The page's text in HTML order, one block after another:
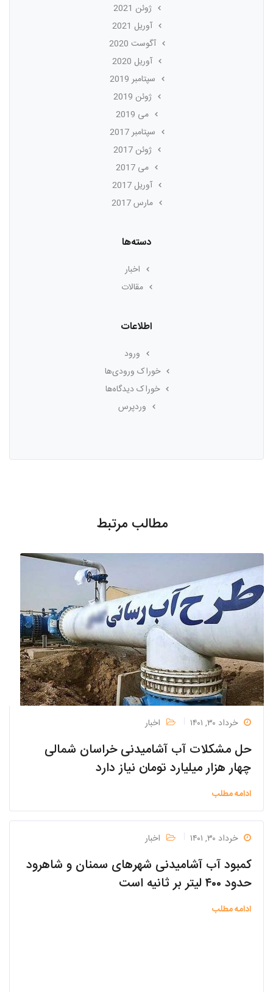
ژوئن 2021
آوریل 2021
آگوست 2020
آوریل 2020
سپتامبر 2019
ژوئن 2019
می 2019
سپتامبر 2017
ژوئن 2017
می 2017
آوریل 2017
مارس 2017
دسته‌ها
اخبار
مقالات
اطلاعات
ورود
خوراک ورودی‌ها
خوراک دیدگاه‌ها
وردپرس
مطالب مرتبط
خرداد ۳۰, ۱۴۰۱ اخبار
حل مشکلات آب آشامیدنی خراسان شمالی
چهار هزار میلیارد تومان نیاز دارد
ادامه مطلب
خرداد ۳۰, ۱۴۰۱ اخبار
کمبود آب آشامیدنی شهرهای سمنان و شاهرود
حدود ۴۰۰ لیتر بر ثانیه است
ادامه مطلب